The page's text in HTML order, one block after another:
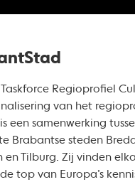
Regioprofiel
van het
een samenwerking
Brabantse steden
en Tilburg. Zij vinden
top van Europa’s